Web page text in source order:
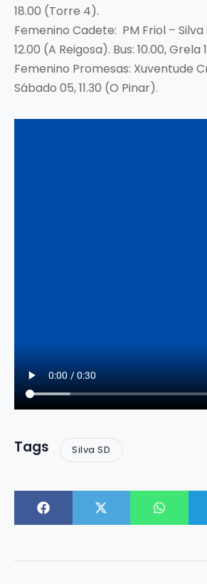
18.00 (Torre 4).
Femenino Cadete: PM Friol – Silva
12.00 (A Reigosa). Bus: 10.00, Grela
Femenino Promesas: Xuventude
Sábado 05, 11.30 (O Pinar).
Tags Silva SD